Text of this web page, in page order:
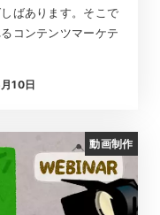
ばあります。そこで
コンテンツマーケテ
10日
動画制作